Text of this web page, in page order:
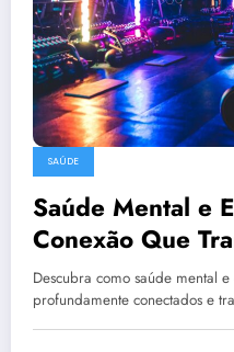
SAÚDE
Saúde Mental e
Conexão Que
Descubra como saúde mental
profundamente conectados e